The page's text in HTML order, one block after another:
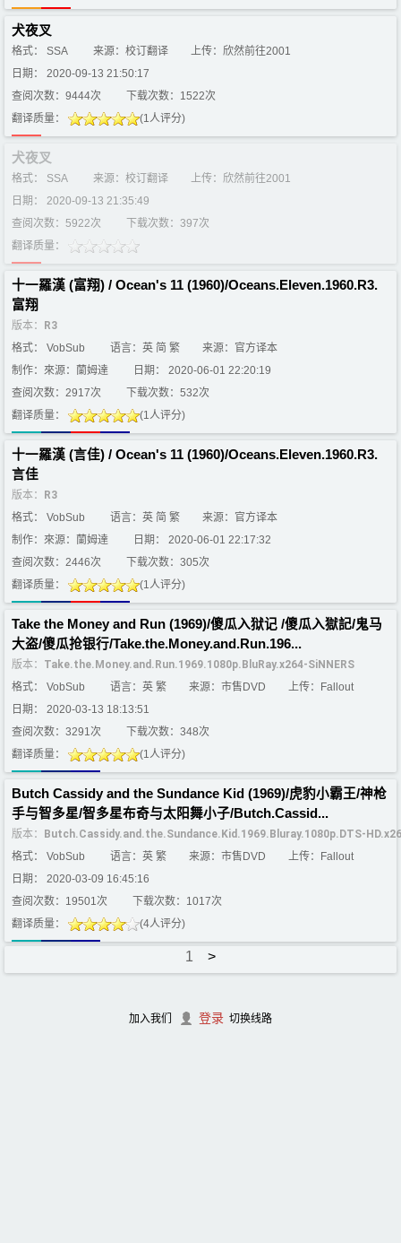
加入我们 登录 切换线路
犬夜叉
格式： SSA 来源：校订翻译
上传：欣然前往2001
日期： 2020-09-13 21:50:17
查阅次数：9444次
下载次数：1522次
翻译质量：
(1人评分)
犬夜叉
格式： SSA 来源：校订翻译
上传：欣然前往2001
日期： 2020-09-13 21:35:49
查阅次数：5922次
下载次数：397次
翻译质量：
十一羅漢 (富翔) / Ocean's 11 (1960)/Oceans.Eleven.1960.R3.
富翔
版本：
R3
格式： VobSub
语言：英 简 繁
来源：官方译本
制作：來源：蘭姆達
日期： 2020-06-01 22:20:19
查阅次数：2917次
下载次数：532次
翻译质量：
(1人评分)
十一羅漢 (言佳) / Ocean's 11 (1960)/Oceans.Eleven.1960.R3.
言佳
版本：
R3
格式： VobSub
语言：英 简 繁
来源：官方译本
制作：來源：蘭姆達
日期： 2020-06-01 22:17:32
查阅次数：2446次
下载次数：305次
翻译质量：
(1人评分)
Take the Money and Run (1969)/傻瓜入狱记 /傻瓜入獄記/鬼马
大盗/傻瓜抢银行/Take.the.Money.and.Run.196...
版本： Take.the.Money.and.Run.1969.1080p.BluRay.x264-SiNNERS
格式： VobSub
语言：英 繁 来源：市售DVD
上传：Fallout
日期： 2020-03-13 18:13:51
查阅次数：3291次
下载次数：348次
翻译质量：
(1人评分)
Butch Cassidy and the Sundance Kid (1969)/虎豹小霸王/神枪
手与智多星/智多星布奇与太阳舞小子/Butch.Cassid...
版本：
Butch.Cassidy.and.the.Sundance.Kid.1969.Bluray.1080p.DTS-
格式： VobSub
语言：英 繁 来源：市售DVD
上传：Fallout
日期： 2020-03-09 16:45:16
查阅次数：19501次
下载次数：1017次
翻译质量：
(4人评分)
1 >